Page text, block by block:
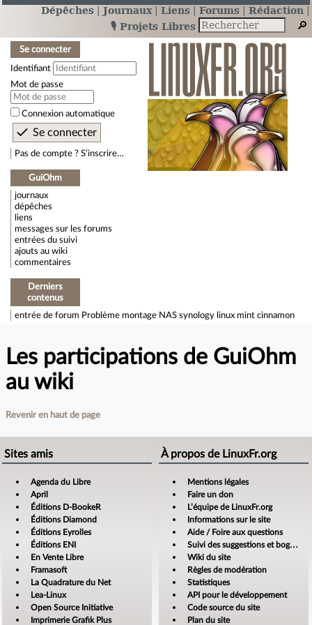
Dépêches Journaux Liens Forums
Rédaction
🎙️ Projets Libres
Se connecter
Identifiant
Mot de passe
Connexion automatique
Pas de compte ? S’inscrire…
GuiOhm
journaux
dépêches
liens
messages sur les forums
entrées du suivi
ajouts au wiki
commentaires
Derniers
contenus
entrée de forum Problème montage NAS synology linux mint cinnamon
Les participations de GuiOhm
au wiki
Revenir en haut de page
Sites amis
Agenda du Libre
April
Éditions D-BookeR
Éditions Diamond
Éditions Eyrolles
Éditions ENI
En Vente Libre
Framasoft
La Quadrature du Net
Lea-Linux
Open Source Initiative
Imprimerie Grafik Plus
À propos de LinuxFr.org
Mentions légales
Faire un don
L’équipe de LinuxFr.org
Informations sur le site
Aide / Foire aux questions
Suivi des suggestions et bogues
Wiki du site
Règles de modération
Statistiques
API pour le développement
Code source du site
Plan du site